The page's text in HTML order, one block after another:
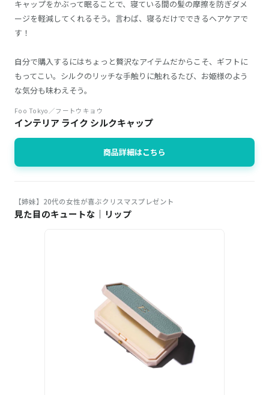
キャップをかぶって眠ることで、寝ている間の髪の摩擦を防ぎダメ
ージを軽減してくれるそう。言わば、寝るだけでできるヘアケアで
す！
自分で購入するにはちょっと贅沢なアイテムだからこそ、ギフトに
もってこい。シルクのリッチな手触りに触れるたび、お姫様のよう
な気分も味わえそう。
Foo Tokyo／フートウキョウ
インテリア ライク シルクキャップ
商品詳細はこちら
【姉妹】20代の女性が喜ぶクリスマスプレゼント
見た目のキュートな｜リップ